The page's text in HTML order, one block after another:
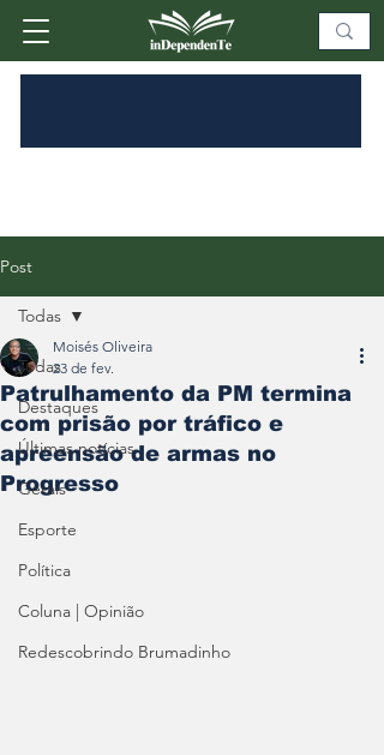
Post
Todas
Destaques
Últimas notícias
Gerais
Esporte
Política
Coluna | Opinião
Redescobrindo Brumadinho
Todas
Patrulhamento da PM termina
com prisão por tráfico e
apreensão de armas no
Progresso
Moisés Oliveira
23 de fev.